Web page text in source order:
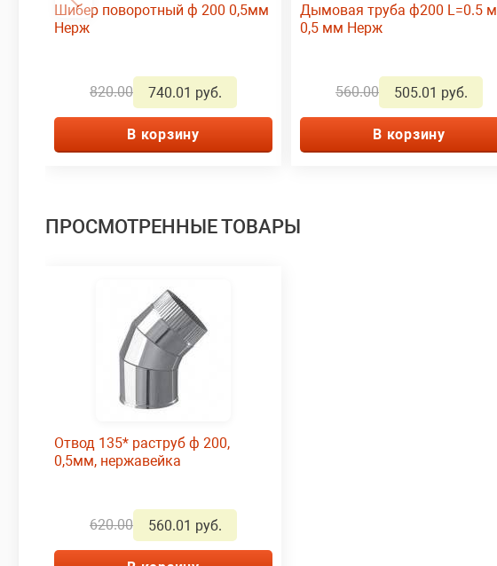
Шибер поворотный ф 200 0,5мм
Нерж
820.00 740.01 руб.
В корзину
Дымовая труба ф200 L=0.5 м
0,5 мм Нерж
560.00 505.01 руб.
В корзину
ПРОСМОТРЕННЫЕ ТОВАРЫ
Отвод 135* раструб ф 200,
0,5мм, нержавейка
620.00 560.01 руб.